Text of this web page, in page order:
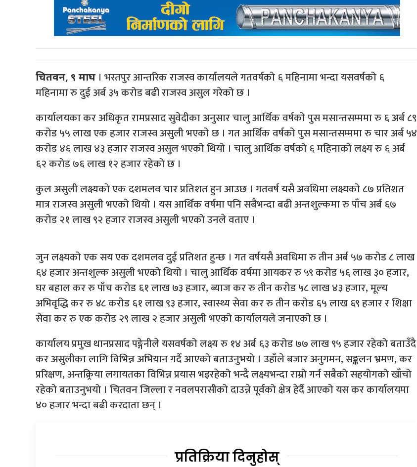
चितवन, ९ माघ । भरतपुर आन्तरिक राजस्व कार्यालयले गतवर्षको ६ महिनामा भन्दा यसवर्षको ६
महिनामा रु दुई अर्ब ३५ करोड बढी राजस्व असुल गरेको छ ।
कार्यालयका कर अधिकृत रामप्रसाद सुवेदीका अनुसार चालु आर्थिक वर्षको पुस मसान्तसम्ममा रु ६ अर्ब ८९
करोड ५५ लाख एक हजार राजस्व असुली भएको छ । गत आर्थिक वर्षको पुस मसान्तसम्ममा रु चार अर्ब ५४
करोड ४६ लाख ४३ हजार राजस्व असुल भएको थियो । चालु आर्थिक वर्षको ६ महिनाको लक्ष्य रु ६ अर्ब
६२ करोड ७६ लाख १२ हजार रहेको छ ।
कुल असुली लक्ष्यको एक दशमलव चार प्रतिशत हुन आउछ । गतवर्ष यसै अवधिमा लक्ष्यको ८७ प्रतिशत
मात्र राजस्व असुली भएको थियो । यस आर्थिक वर्षमा पनि सबैभन्दा बढी अन्तशुल्कमा रु पाँच अर्ब ६७
करोड २१ लाख ९२ हजार राजस्व असुली भएको उनले वताए ।
जुन लक्ष्यको एक सय एक दशमलव दुई प्रतिशत हुन्छ । गत वर्षयसै अवधिमा रु तीन अर्ब ५७ करोड ८ लाख
६४ हजार अन्तशुल्क असुली भएको थियो । चालु आर्थिक वर्षमा आयकर रु ५९ करोड ५६ लाख ३० हजार,
घर बहाल कर रु पाँच करोड ६१ लाख ७३ हजार, ब्याज कर रु तीन करोड ५८ लाख ४३ हजार, मूल्य
अभिवृद्धि कर रु ४८ करोड ६१ लाख ९३ हजार, स्वास्थ्य सेवा कर रु तीन करोड ६५ लाख ६९ हजार र शिक्षा
सेवा कर रु एक करोड २९ लाख २ हजार असुली भएको कार्यालयले जनाएको छ ।
कार्यालय प्रमुख थानप्रसाद पङ्गेनीले यसवर्षको लक्ष्य रु १४ अर्ब ६३ करोड ७७ लाख ९५ हजार रहेको बताउँदै
कर असुलीका लागि विभिन्न अभियान गर्दै आएको बताउनुभयो । उहाँले बजार अनुगमन, सङ्कलन भ्रमण, कर
प्ररिक्षण, अन्तक्र्रिया लगायतका विभिन्न प्रयास भइरहेको भन्दै लक्ष्यभन्दा राम्रो गर्न सबैको सहयोगको खाँचो
रहेको बताउनुभयो । चितवन जिल्ला र नवलपरासीको दाउन्ने पूर्वको क्षेत्र हेर्दै आएको यस कर कार्यालयमा
४० हजार भन्दा बढी करदाता छन् ।
प्रतिक्रिया दिनुहोस्